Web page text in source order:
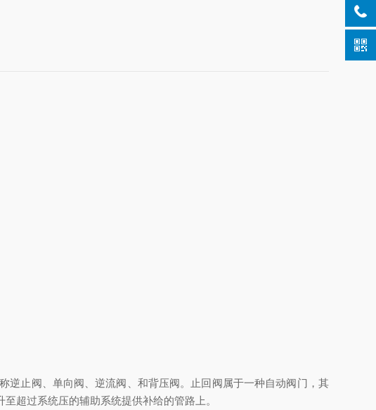
逆止阀、单向阀、逆流阀、和背压阀。止回阀属于一种自动阀门，其
超过系统压的辅助系统提供补给的管路上。